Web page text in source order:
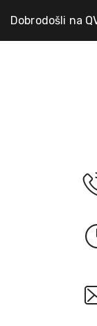
Dobrodošli na